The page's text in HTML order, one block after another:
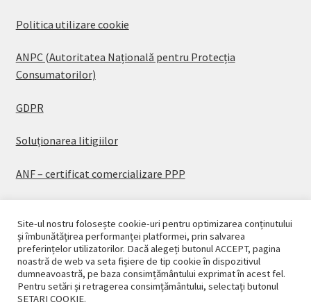
Politica utilizare cookie
ANPC (Autoritatea Națională pentru Protecția
Consumatorilor)
GDPR
Soluționarea litigiilor
ANF – certificat comercializare PPP
© CASAPLANT 2026
Politică de confidențialitate
Site-ul nostru folosește cookie-uri pentru optimizarea conținutului
și îmbunătățirea performanței platformei, prin salvarea
preferințelor utilizatorilor. Dacă alegeți butonul ACCEPT, pagina
noastră de web va seta fișiere de tip cookie în dispozitivul
dumneavoastră, pe baza consimțământului exprimat în acest fel.
Pentru setări și retragerea consimțământului, selectați butonul
SETARI COOKIE.